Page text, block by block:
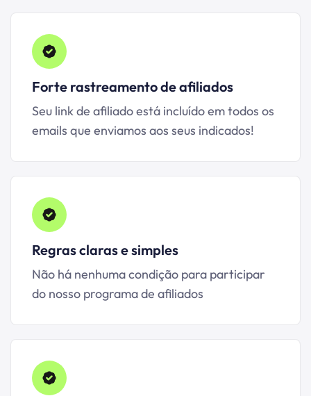
Forte rastreamento de afiliados
Seu link de afiliado está incluído em todos os
emails que enviamos aos seus indicados!
Regras claras e simples
Não há nenhuma condição para participar
do nosso programa de afiliados